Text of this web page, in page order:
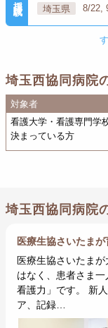
埼玉県 8/22,
埼玉西協同病院
対象者
看護大学・看護専門学
決まっている方
埼玉西協同病院
医療生協さいたまが
医療生協さいたま
はなく、患者さま
看護力」です。 新
ア、記録…